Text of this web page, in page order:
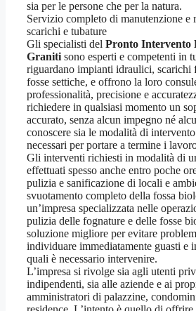
sia per le persone che per la natura.
Servizio completo di manutenzione e
scarichi e tubature
Gli specialisti del Pronto Intervento
Granitisono esperti e competenti in
riguardano impianti idraulici, scarichi
fosse settiche, e offrono la loro
professionalità, precisione e
richiedere in qualsiasi momento un
accurato, senza alcun impegno né
conoscere sia le modalità di
necessari per portare a termine i
Gli interventi richiesti in modalità di
effettuati spesso anche entro poche
pulizia e sanificazione di locali e
svuotamento completo della fossa
un’impresa specializzata nelle
pulizia delle fognature e delle fosse
soluzione migliore per evitare
individuare immediatamente guasti e
quali è necessario intervenire.
L’impresa si rivolge sia agli utenti
indipendenti, sia alle aziende e ai
amministratori di palazzine,